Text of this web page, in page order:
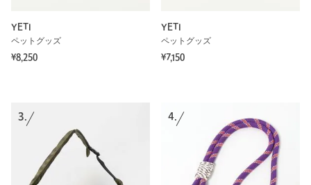
YETI
ペットグッズ
¥8,250
YETI
ペットグッズ
¥7,150
3. 4.